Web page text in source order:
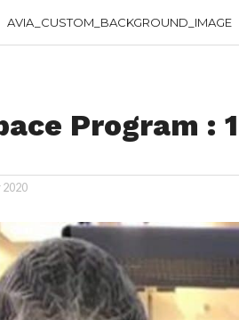
AVIA_CUSTOM_BACKGROUND_IMAGE
Program :
2020